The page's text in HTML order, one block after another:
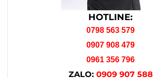
HOTLINE:
0798 563 579
0907 908 479
0961 356 796
ZALO: 0909 907 588